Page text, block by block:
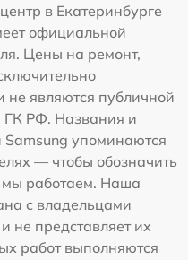
в Екатеринбурге
официальной
Цены на ремонт,
не являются публичной
ГК РФ. Названия и
Samsung упоминаются
— чтобы обозначить
мы работаем. Наша
с владельцами
не представляет их
работ выполняются